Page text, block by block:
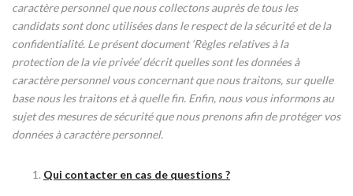
caractère personnel que nous collectons auprès de tous les
candidats sont donc utilisées dans le respect de la sécurité et de la
confidentialité. Le présent document ‘Règles relatives à la
protection de la vie privée’ décrit quelles sont les données à
caractère personnel vous concernant que nous traitons, sur quelle
base nous les traitons et à quelle fin. Enfin, nous vous informons au
sujet des mesures de sécurité que nous prenons afin de protéger vos
données à caractère personnel.
Qui contacter en cas de questions ?